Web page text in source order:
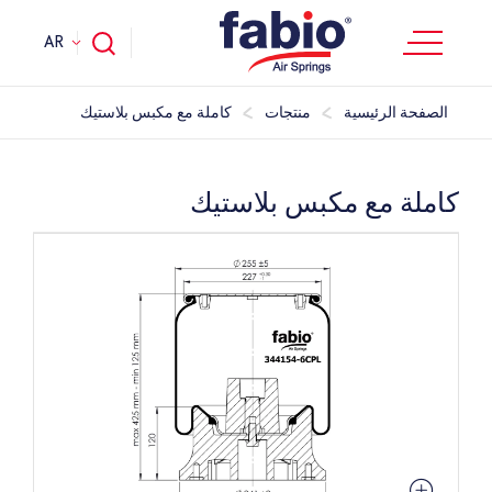
AR
الصفحة الرئيسية منتجات كاملة مع مكبس بلاستيك
كاملة مع مكبس بلاستيك